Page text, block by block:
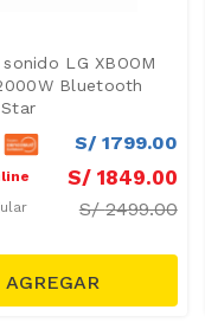
LG XBOOM
Bluetooth
S/ 1799.00
S/ 1849.00
S/2499.00